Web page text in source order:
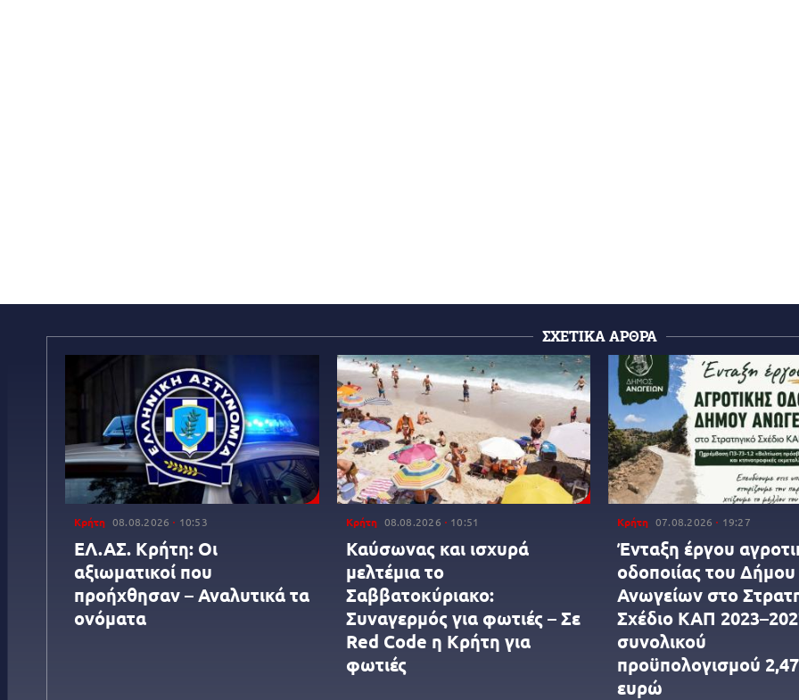
ΣΧΕΤΙΚΑ ΑΡΘΡΑ
Κρήτη 08.08.2026 10:53
ΕΛ.ΑΣ. Κρήτη: Οι
αξιωματικοί που
προήχθησαν – Αναλυτικά τα
ονόματα
Κρήτη 08.08.2026 10:51
Καύσωνας και ισχυρά
μελτέμια το
Σαββατοκύριακο:
Συναγερμός για φωτιές – Σε
Red Code η Κρήτη για
φωτιές
Κρήτη 07.08.2026 19:27
Ένταξη έργου
οδοποιίας του Δήμου
Ανωγείων στο
Σχέδιο ΚΑΠ
συνολικού
προϋπολογισμού
ευρώ